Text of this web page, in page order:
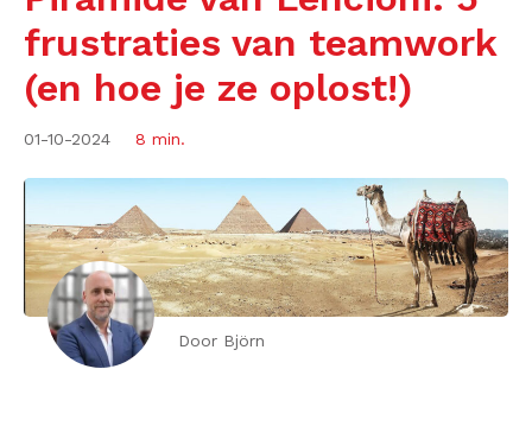
frustraties van teamwork
(en hoe je ze oplost!)
01-10-2024 8 min.
Door Björn